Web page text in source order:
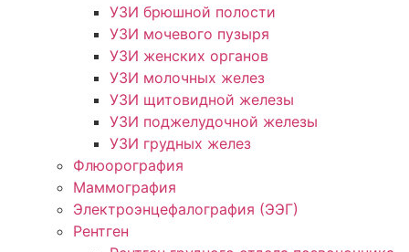
УЗИ брюшной полости
УЗИ мочевого пузыря
УЗИ женских органов
УЗИ молочных желез
УЗИ щитовидной железы
УЗИ поджелудочной железы
УЗИ грудных желез
Флюорография
Маммография
Электроэнцефалография (ЭЭГ)
Рентген